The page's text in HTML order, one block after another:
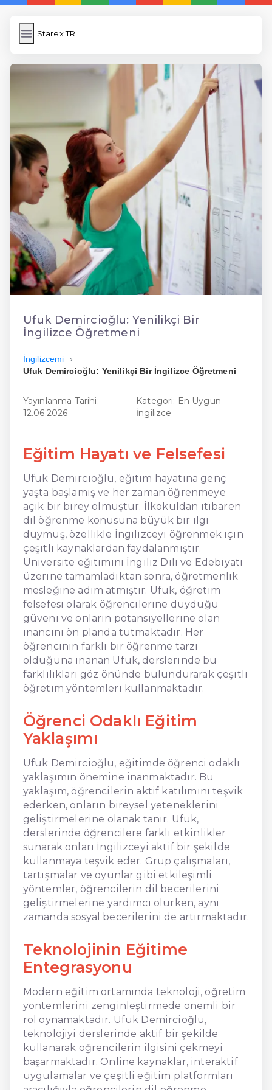
Starex TR
Starex TR
Anasayfa
5 Günde İngilizce
İngilizce
Dil Eğitimi
En Hızlı İngilizce
En Kolay İngilizce
En Ucuz İngilizce
En Uygun İngilizce
Hızlı İngilizce
Ufuk Demircioğlu: Yenilikçi Bir
İngilizce Öğretmeni
İngilizcemi
Ufuk Demircioğlu: Yenilikçi Bir İngilizce Öğretmeni
Yayınlanma Tarihi:
12.06.2026
Kategori: En Uygun
İngilizce
Eğitim Hayatı ve Felsefesi
Ufuk Demircioğlu, eğitim hayatına genç
yaşta başlamış ve her zaman öğrenmeye
açık bir birey olmuştur. İlkokuldan itibaren
dil öğrenme konusuna büyük bir ilgi
duymuş, özellikle İngilizceyi öğrenmek için
çeşitli kaynaklardan faydalanmıştır.
Üniversite eğitimini İngiliz Dili ve Edebiyatı
üzerine tamamladıktan sonra, öğretmenlik
mesleğine adım atmıştır. Ufuk, öğretim
felsefesi olarak öğrencilerine duyduğu
güveni ve onların potansiyellerine olan
inancını ön planda tutmaktadır. Her
öğrencinin farklı bir öğrenme tarzı
olduğuna inanan Ufuk, derslerinde bu
farklılıkları göz önünde bulundurarak çeşitli
öğretim yöntemleri kullanmaktadır.
Öğrenci Odaklı Eğitim
Yaklaşımı
Ufuk Demircioğlu, eğitimde öğrenci odaklı
yaklaşımın önemine inanmaktadır. Bu
yaklaşım, öğrencilerin aktif katılımını teşvik
ederken, onların bireysel yeteneklerini
geliştirmelerine olanak tanır. Ufuk,
derslerinde öğrencilere farklı etkinlikler
sunarak onları İngilizceyi aktif bir şekilde
kullanmaya teşvik eder. Grup çalışmaları,
tartışmalar ve oyunlar gibi etkileşimli
yöntemler, öğrencilerin dil becerilerini
geliştirmelerine yardımcı olurken, aynı
zamanda sosyal becerilerini de artırmaktadır.
Teknolojinin Eğitime
Entegrasyonu
Modern eğitim ortamında teknoloji, öğretim
yöntemlerini zenginleştirmede önemli bir
rol oynamaktadır. Ufuk Demircioğlu,
teknolojiyi derslerinde aktif bir şekilde
kullanarak öğrencilerin ilgisini çekmeyi
başarmaktadır. Online kaynaklar, interaktif
uygulamalar ve çeşitli eğitim platformları